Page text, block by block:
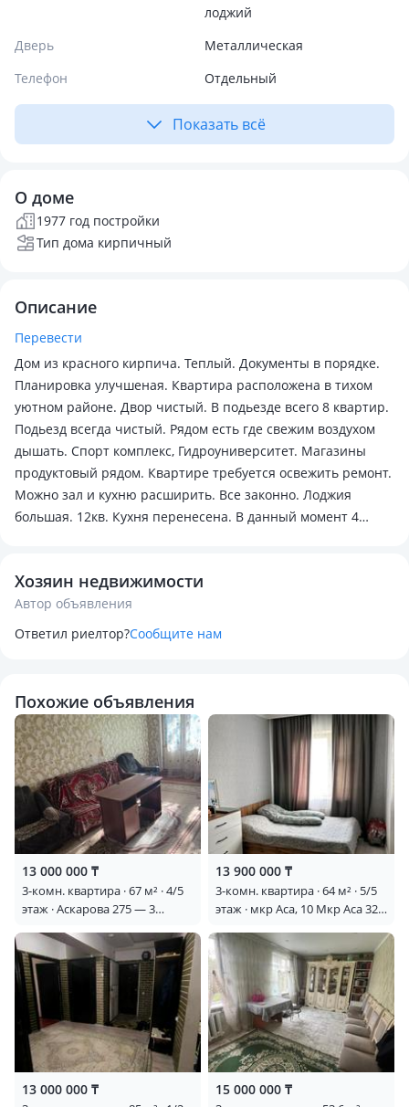
лоджий
Дверь
Металлическая
Телефон
Отдельный
Показать всё
О доме
1977 год постройки
Тип дома кирпичный
Описание
Перевести
Дом из красного кирпича. Теплый. Документы в порядке.
Планировка улучшеная. Квартира расположена в тихом
уютном районе. Двор чистый. В подьезде всего 8 квартир.
Подьезд всегда чистый. Рядом есть где свежим воздухом
дышать. Спорт комплекс, Гидроуниверситет. Магазины
продуктовый рядом. Квартире требуется освежить ремонт.
Можно зал и кухню расширить. Все законно. Лоджия
большая. 12кв. Кухня перенесена. В данный момент 4
Отличный район для проживание и для сдачи как
арендное жилье. Не продувает. Квартира теплая. Продаю
только за наличный расчет. Торг есть!
Хозяин недвижимости
Автор объявления
Ответил риелтор?Сообщите нам
Похожие объявления
13 000 000 ₸
3-комн. квартира · 67 м² · 4/5
этаж · Аскарова 275 — 3
этаж ремонтты жок
13 900 000 ₸
3-комн. квартира · 64 м² · 5/5
этаж · мкр Аса, 10 Мкр Аса 32
рядом
13 000 000 ₸ 15 000 000 ₸